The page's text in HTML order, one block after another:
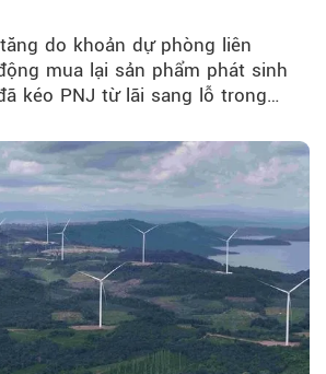
do khoản dự phòng liên
mua lại sản phẩm phát sinh
kéo PNJ từ lãi sang lỗ trong